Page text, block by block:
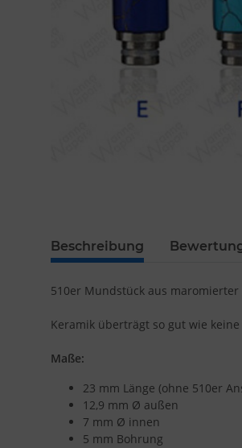
Beschreibung
510er Mundstück aus
Keramik überträgt so gut wie
Maße:
23 mm Länge (ohne 510er
12,9 mm Ø außen
7 mm Ø innen
5 mm Bohrung